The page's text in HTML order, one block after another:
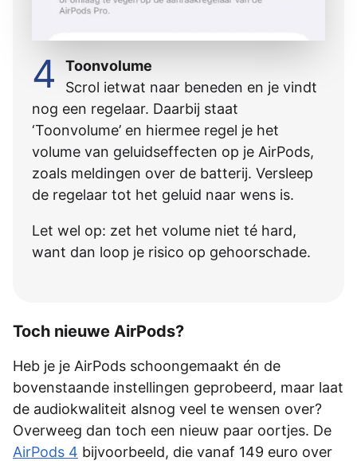
4
Toonvolume
Scrol ietwat naar beneden en je vindt
nog een regelaar. Daarbij staat
‘Toonvolume’ en hiermee regel je het
volume van geluidseffecten op je AirPods,
zoals meldingen over de batterij. Versleep
de regelaar tot het geluid naar wens is.
Let wel op: zet het volume niet té hard,
want dan loop je risico op gehoorschade.
Toch nieuwe AirPods?
Heb je je AirPods schoongemaakt én de
bovenstaande instellingen geprobeerd, maar laat
de audiokwaliteit alsnog veel te wensen over?
Overweeg dan toch een nieuw paar oortjes. De
AirPods 4 bijvoorbeeld, die vanaf 149 euro over